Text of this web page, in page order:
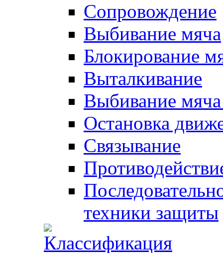
Сопровождение
Выбивание мяча
Блокирование
Выталкивание
Выбивание
Остановка
Связывание
техники защиты